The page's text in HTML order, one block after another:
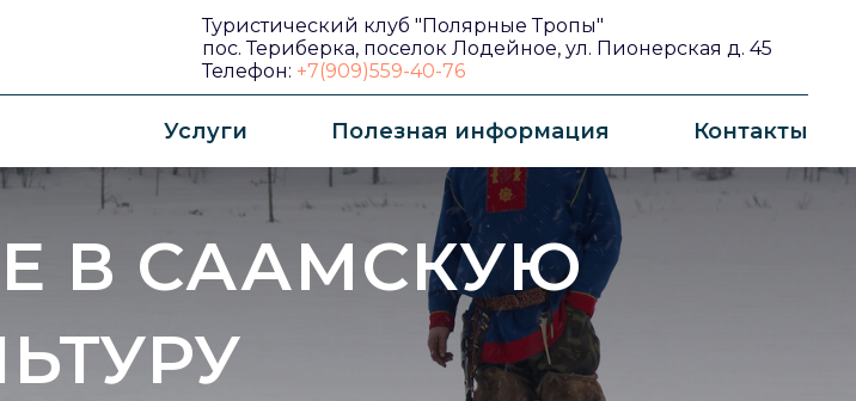
Туристический клуб "Полярные Тропы"
пос. Териберка, поселок Лодейное, ул. Пионерская д. 45
Телефон: +7(909)559-40-76
Услуги Полезная информация Контакты
В СААМСКУЮ